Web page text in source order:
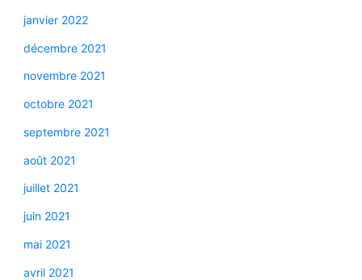
janvier 2022
décembre 2021
novembre 2021
octobre 2021
septembre 2021
août 2021
juillet 2021
juin 2021
mai 2021
avril 2021